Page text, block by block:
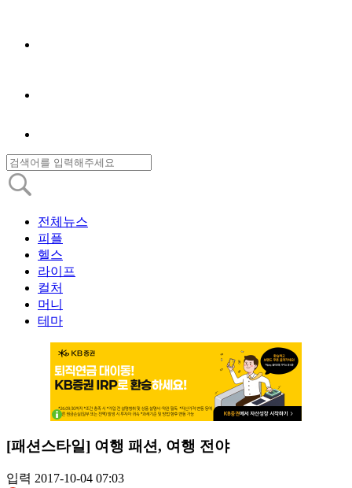
전체뉴스
피플
헬스
라이프
컬처
머니
테마
[패션스타일] 여행 패션, 여행 전야
입력 2017-10-04 07:03